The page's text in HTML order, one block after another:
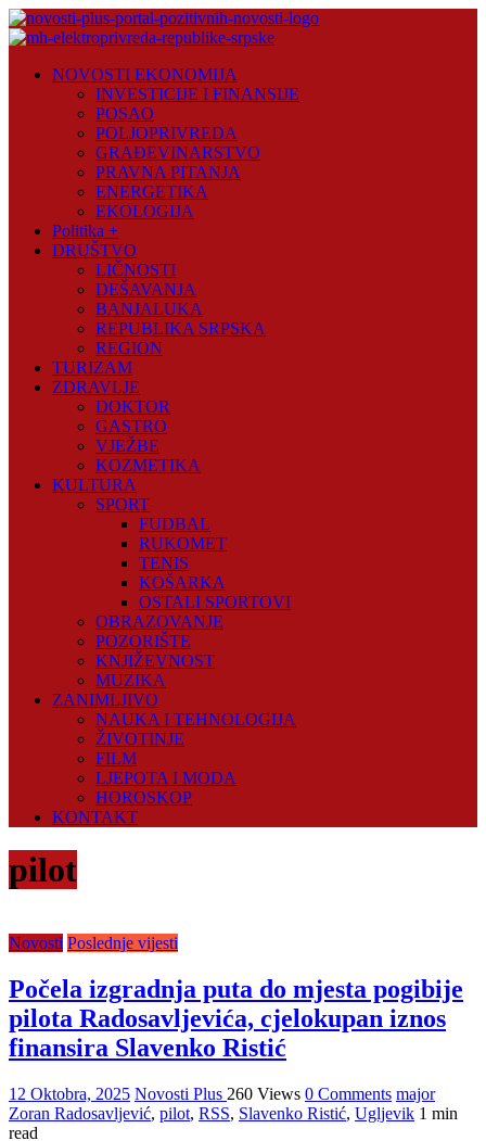
Skip
to
Plus
NOVOSTI EKONOMIJA
INVESTICIJE I FINANSIJE
POSAO
POLJOPRIVREDA
GRAĐEVINARSTVO
PRAVNA PITANJA
ENERGETIKA
EKOLOGIJA
Politika +
DRUŠTVO
LIČNOSTI
DEŠAVANJA
BANJALUKA
REPUBLIKA SRPSKA
REGION
TURIZAM
ZDRAVLJE
DOKTOR
GASTRO
VJEŽBE
KOZMETIKA
KULTURA
SPORT
FUDBAL
RUKOMET
TENIS
KOŠARKA
OSTALI SPORTOVI
OBRAZOVANJE
POZORIŠTE
KNJIŽEVNOST
MUZIKA
ZANIMLJIVO
NAUKA I TEHNOLOGIJA
ŽIVOTINJE
FILM
LJEPOTA I MODA
HOROSKOP
KONTAKT
pilot
Novosti Poslednje vijesti
Počela izgradnja puta do mjesta pogibije
pilota Radosavljevića, cjelokupan iznos
finansira Slavenko Ristić
12 Oktobra, 2025 Novosti Plus 260 Views 0 Comments major
Zoran Radosavljević, pilot, RSS, Slavenko Ristić, Ugljevik 1 min
read